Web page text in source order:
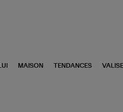
LUI MAISON TENDANCES